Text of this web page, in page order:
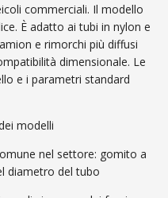
commerciali. Il modello
È adatto ai tubi in nylon e
e rimorchi più diffusi
dimensionale. Le
e i parametri standard
modelli
nel settore: gomito a
diametro del tubo